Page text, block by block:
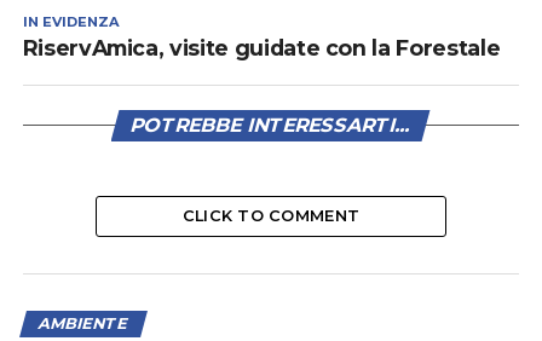
IN EVIDENZA
RiservAmica, visite guidate con la Forestale
POTREBBE INTERESSARTI...
CLICK TO COMMENT
AMBIENTE